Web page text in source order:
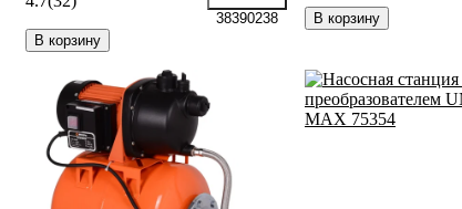
38390238
В корзину
В корзину